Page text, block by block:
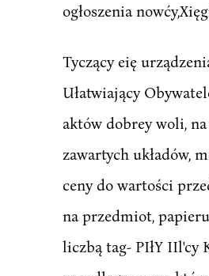
ogłoszenia
Tyczący eię
Ułatwiający
aktów dobrey woli,
zawartych układów,
ceny do wartości
na przedmiot,
liczbą tag- PIłY IIl'cy